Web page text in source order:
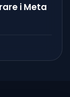
i Meta